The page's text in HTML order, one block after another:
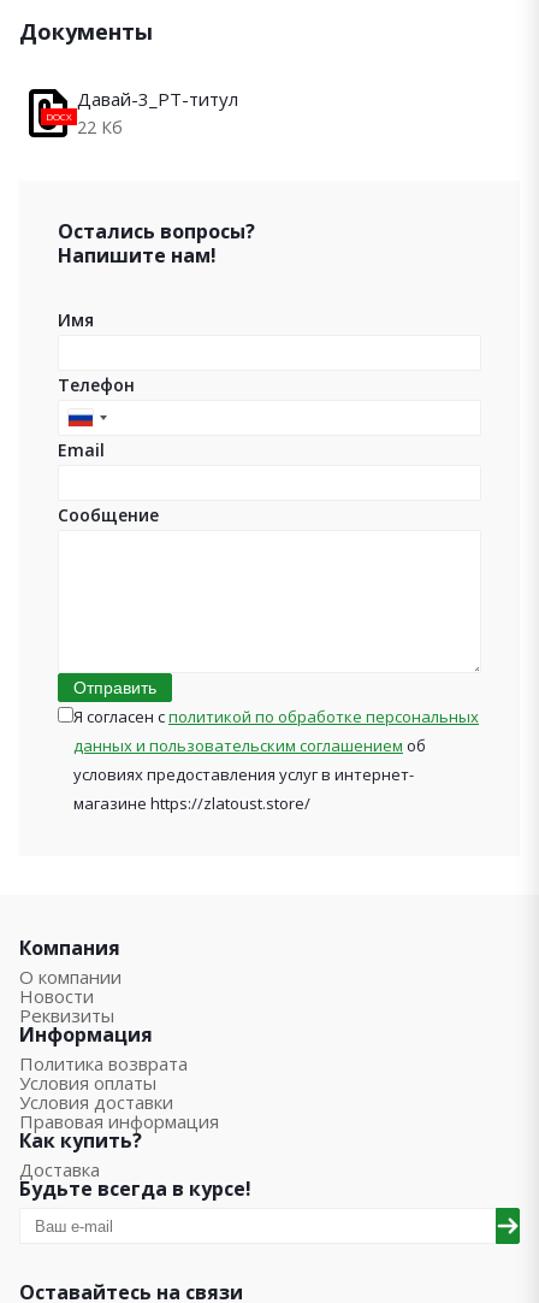
Документы
DOCX
Давай-3_РТ-титул
22 Кб
Остались вопросы?
Напишите нам!
Имя
Телефон
Russia
+7
Email
Сообщение
Отправить
Я согласен сполитикой по обработке персональных
данных и пользовательским соглашением об
условиях предоставления услуг в интернет-
магазине https://zlatoust.store/
Компания
О компании
Новости
Реквизиты
Информация
Политика возврата
Условия оплаты
Условия доставки
Правовая информация
Как купить?
Доставка
Будьте всегда в курсе!
Оставайтесь на связи